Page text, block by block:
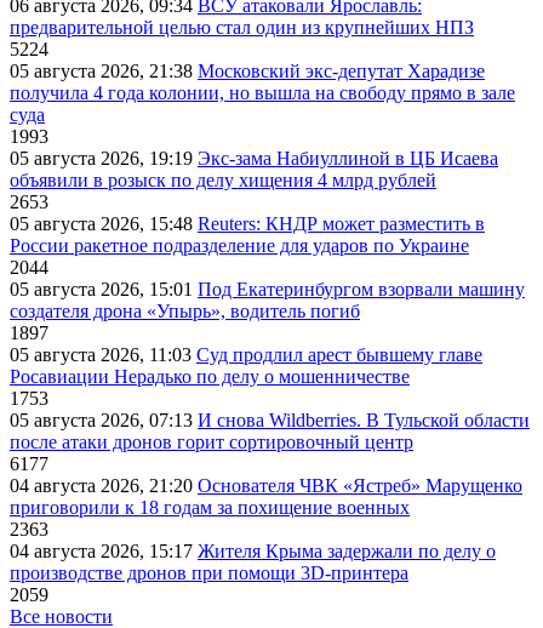
06 августа 2026, 09:34 ВСУ атаковали Ярославль:
предварительной целью стал один из крупнейших НПЗ
5224
05 августа 2026, 21:38 Московский экс-депутат Харадизе
получила 4 года колонии, но вышла на свободу прямо в зале
суда
1993
05 августа 2026, 19:19 Экс-зама Набиуллиной в ЦБ Исаева
объявили в розыск по делу хищения 4 млрд рублей
2653
05 августа 2026, 15:48 Reuters: КНДР может разместить в
России ракетное подразделение для ударов по Украине
2044
05 августа 2026, 15:01 Под Екатеринбургом взорвали машину
создателя дрона «Упырь», водитель погиб
1897
05 августа 2026, 11:03 Суд продлил арест бывшему главе
Росавиации Нерадько по делу о мошенничестве
1753
05 августа 2026, 07:13 И снова Wildberries. В Тульской области
после атаки дронов горит сортировочный центр
6177
04 августа 2026, 21:20 Основателя ЧВК «Ястреб» Марущенко
приговорили к 18 годам за похищение военных
2363
04 августа 2026, 15:17 Жителя Крыма задержали по делу о
производстве дронов при помощи 3D‑принтера
2059
Все новости